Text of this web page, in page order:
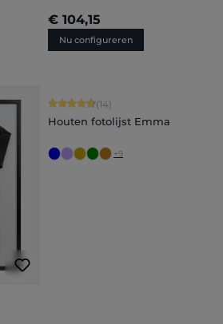
€ 104,15
Nu configureren
Gemiddelde waardering van 4.86
(14)
Houten fotolijst Emma
+9